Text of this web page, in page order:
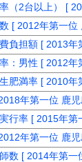
（2台以上） [
[ 2012年第一位
負担額 [ 2013年
：男性 [ 2012年
肥満率 [ 2010年
年第一位 鹿
行率 [ 2015年第
年第一位 鹿
数 [ 2014年第一